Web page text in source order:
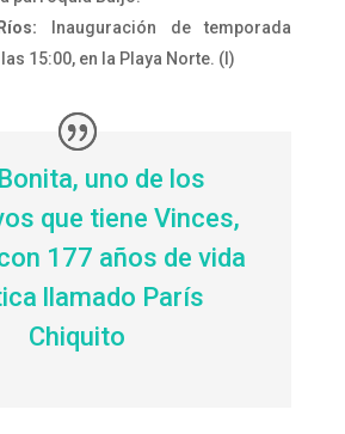
Inauguración de temporada
15:00, en la Playa Norte. (I)
uno de los
que tiene Vinces,
177 años de vida
llamado París
Chiquito